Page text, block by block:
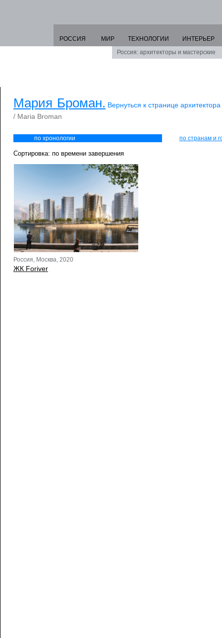
РОССИЯ МИР ТЕХНОЛОГИИ
ИНТЕРЬЕР
Россия: архитекторы и мастерские
Мария Броман. Вернуться к странице архитектора
/ Maria Broman
по хронологии по странам и
Сортировка: по времени завершения
Россия, Москва, 2020
ЖК Foriver